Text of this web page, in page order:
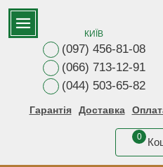
КИЇВ
(097) 456-81-08
(066) 713-12-91
(044) 503-65-82
Гарантія Доставка
0